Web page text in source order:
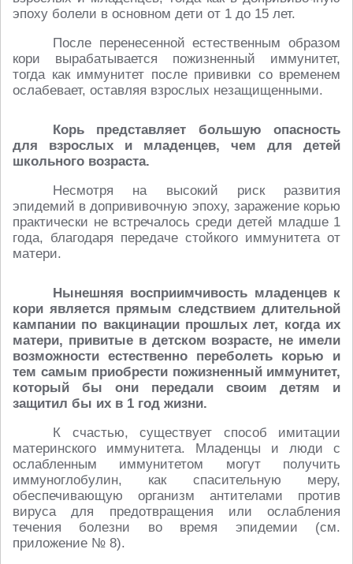
эпоху болели в основном дети от 1 до 15 лет.
После перенесенной естественным образом
кори вырабатывается пожизненный иммунитет,
тогда как иммунитет после прививки со временем
ослабевает, оставляя взрослых незащищенными.
Корь представляет большую опасность
для взрослых и младенцев, чем для детей
школьного возраста.
Несмотря на высокий риск развития
эпидемий в допрививочную эпоху, заражение корью
практически не встречалось среди детей младше 1
года, благодаря передаче стойкого иммунитета от
матери.
Нынешняя восприимчивость младенцев к
кори является прямым следствием длительной
кампании по вакцинации прошлых лет, когда их
матери, привитые в детском возрасте, не имели
возможности естественно переболеть корью и
тем самым приобрести пожизненный иммунитет,
который бы они передали своим детям и
защитил бы их в 1 год жизни.
К счастью, существует способ имитации
материнского иммунитета. Младенцы и люди с
ослабленным иммунитетом могут получить
иммуноглобулин, как спасительную меру,
обеспечивающую организм антителами против
вируса для предотвращения или ослабления
течения болезни во время эпидемии (см.
приложение № 8).